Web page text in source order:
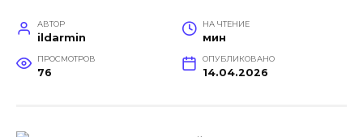
АВТОР
ildarmin
НА ЧТЕНИЕ
мин
ПРОСМОТРОВ
76
ОПУБЛИКОВАНО
14.04.2026